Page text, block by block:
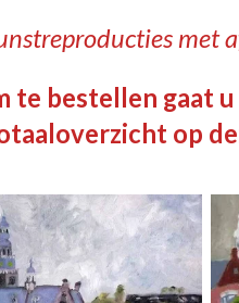
met
te bestellen gaat
op